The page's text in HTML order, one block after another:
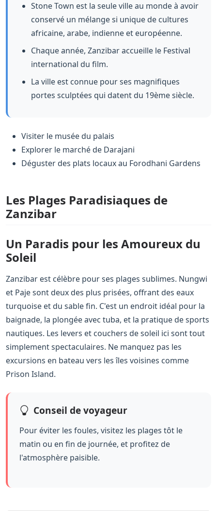
Stone Town est la seule ville au monde à avoir
conservé un mélange si unique de cultures
africaine, arabe, indienne et européenne.
Chaque année, Zanzibar accueille le Festival
international du film.
La ville est connue pour ses magnifiques
portes sculptées qui datent du 19ème siècle.
Visiter le musée du palais
Explorer le marché de Darajani
Déguster des plats locaux au Forodhani Gardens
Les Plages Paradisiaques de
Zanzibar
Un Paradis pour les Amoureux du
Soleil
Zanzibar est célèbre pour ses plages sublimes. Nungwi
et Paje sont deux des plus prisées, offrant des eaux
turquoise et du sable fin. C'est un endroit idéal pour la
baignade, la plongée avec tuba, et la pratique de sports
nautiques. Les levers et couchers de soleil ici sont tout
simplement spectaculaires. Ne manquez pas les
excursions en bateau vers les îles voisines comme
Prison Island.
Conseil de voyageur
Pour éviter les foules, visitez les plages tôt le
matin ou en fin de journée, et profitez de
l'atmosphère paisible.